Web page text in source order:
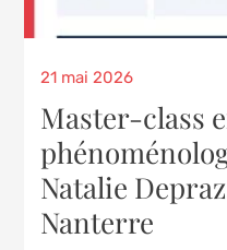
21 mai 2026
Master-class
Natalie
Nanterre